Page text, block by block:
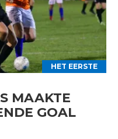
HET EERSTE
MAAKTE
GOAL